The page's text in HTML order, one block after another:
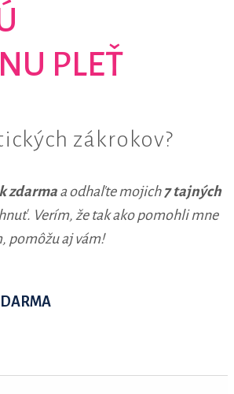
PLEŤ
zákrokov?
zdarma a odhaľte mojich 7 tajných
Verím, že tak ako pomohli mne
pomôžu aj vám!